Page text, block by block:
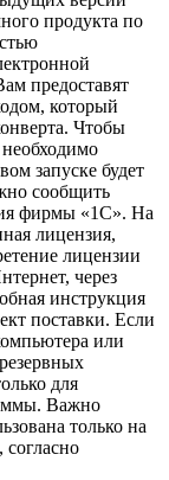
продукта по
предоставят
который
Чтобы
запуске будет
сообщить
фирмы «1С». На
лицензия,
лицензии
через
инструкция
поставки. Если
или
для
Важно
только на